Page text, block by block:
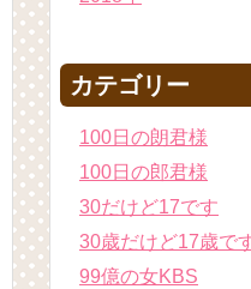
カテゴリー
100日の朗君様
100日の郎君様
30だけど17です
30歳だけど17歳で
99億の女KBS